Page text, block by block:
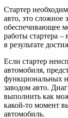
Стартер
авто, это сложное
обеспечивающее
работы стартера
в результате
Если стартер
автомобиля,
функциональных
заводом авто.
выполнить как
какой-то момент
автомобиль.